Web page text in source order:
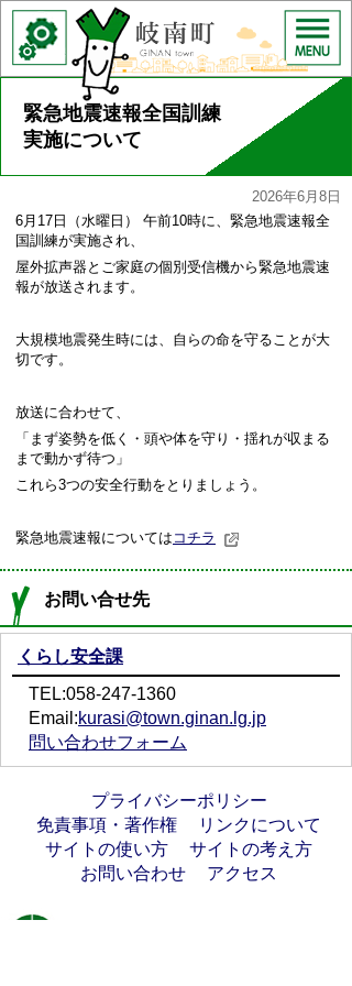
緊急地震速報全国訓練
実施について
2026年6月8日
6月17日（水曜日） 午前10時に、緊急地震速報全
国訓練が実施され、
屋外拡声器とご家庭の個別受信機から緊急地震速
報が放送されます。
大規模地震発生時には、自らの命を守ることが大
切です。
放送に合わせて、
「まず姿勢を低く・頭や体を守り・揺れが収まる
まで動かず待つ」
これら3つの安全行動をとりましょう。
緊急地震速報については コチラ
お問い合せ先
くらし安全課
TEL:058-247-1360
Email:kurasi@town.ginan.lg.jp
問い合わせフォーム
プライバシーポリシー
免責事項・著作権
リンクについて
サイトの使い方
サイトの考え方
お問い合わせ
アクセス